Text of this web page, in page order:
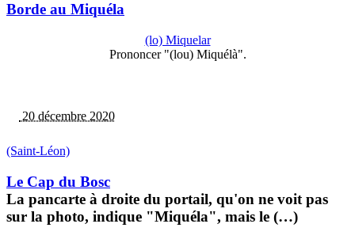
Borde au Miquéla
(lo) Miquelar
Prononcer "(lou) Miquélà".
20 décembre 2020
(Saint-Léon)
Le Cap du Bosc
La pancarte à droite du portail, qu'on ne voit pas
sur la photo, indique "Miquéla", mais le (…)